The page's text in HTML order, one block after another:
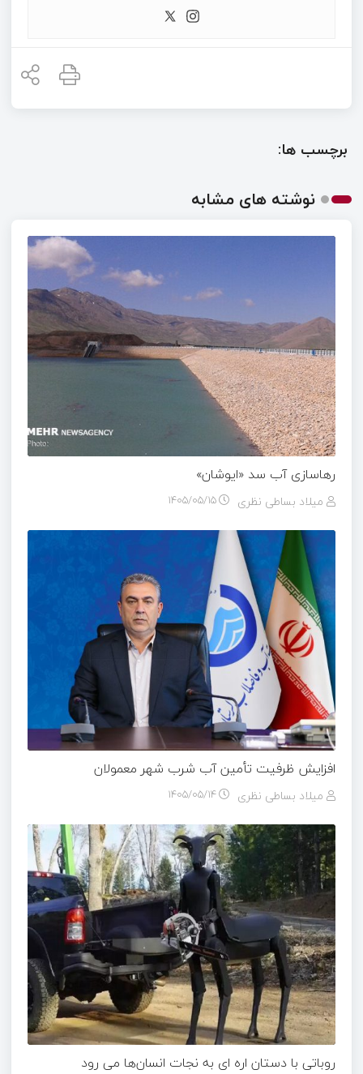
برچسب ها:
نوشته های مشابه
رهاسازی آب سد «ایوشان»
میلاد بساطی نظری ۱۴۰۵/۰۵/۱۵
افزایش ظرفیت تأمین آب شرب شهر معمولان
میلاد بساطی نظری ۱۴۰۵/۰۵/۱۴
روباتی با دستان اره ای به نجات انسان‌ها می رود